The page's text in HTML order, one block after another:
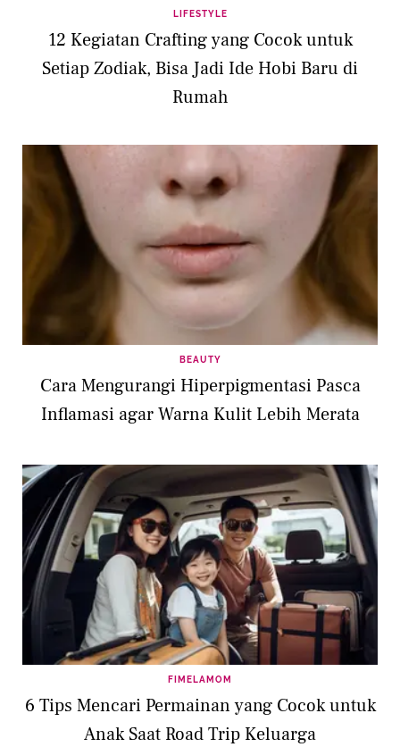
LIFESTYLE
12 Kegiatan Crafting yang Cocok untuk
Setiap Zodiak, Bisa Jadi Ide Hobi Baru di
Rumah
BEAUTY
Cara Mengurangi Hiperpigmentasi Pasca
Inflamasi agar Warna Kulit Lebih Merata
FIMELAMOM
6 Tips Mencari Permainan yang Cocok untuk
Anak Saat Road Trip Keluarga